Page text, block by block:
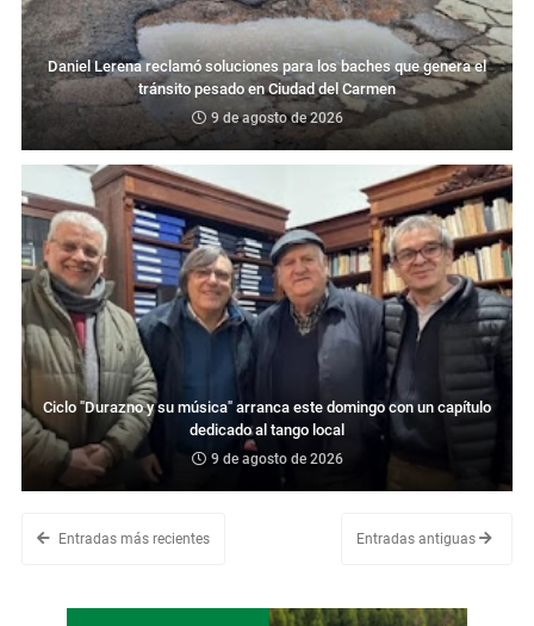
Daniel Lerena reclamó soluciones para los baches que genera el
tránsito pesado en Ciudad del Carmen
9 de agosto de 2026
Ciclo "Durazno y su música" arranca este domingo con un capítulo
dedicado al tango local
9 de agosto de 2026
Entradas más recientes Entradas antiguas